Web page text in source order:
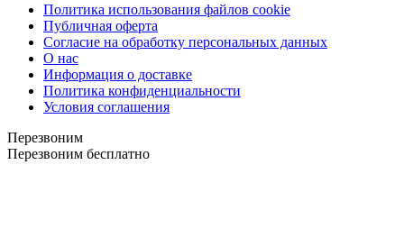
Политика использования файлов cookie
Публичная оферта
Согласие на обработку персональных данных
О нас
Информация о доставке
Политика конфиденциальности
Условия соглашения
Перезвоним
Перезвоним бесплатно